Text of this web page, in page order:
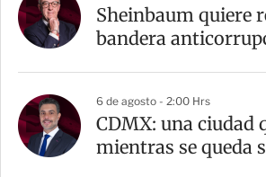
Sheinbaum quiere
bandera
6 de agosto - 2:00 Hrs
CDMX: una ciudad
mientras se queda